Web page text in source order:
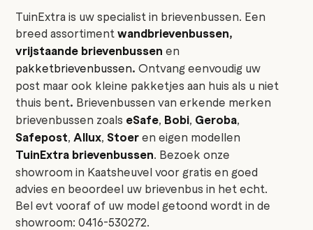
TuinExtra is uw specialist in brievenbussen. Een
breed assortimentwandbrievenbussen,
vrijstaande brievenbussen en
pakketbrievenbussen.Ontvang eenvoudig uw
post maar ook kleine pakketjes aan huis als u niet
thuis bent. Brievenbussen van erkende merken
brievenbussen zoals eSafe, Bobi, Geroba,
Safepost, Allux, Stoeren eigen modellen
TuinExtra brievenbussen. Bezoek onze
showroom in Kaatsheuvel voor gratis en goed
advies en beoordeel uw brievenbus in het echt.
Bel evt vooraf of uw model getoond wordt in de
showroom: 0416-530272.